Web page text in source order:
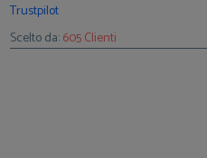
Trustpilot
Scelto da:605 Clienti